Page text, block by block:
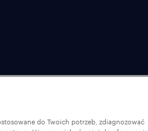
do Twoich potrzeb, zdiagnozować